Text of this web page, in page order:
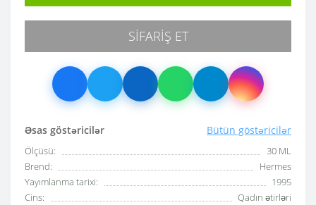
Əsas göstəricilər Bütün göstəricilər
Ölçüsü:
30 ML
Brend:
Hermes
Yayımlanma tarixi:
1995
Cins:
Qadın ətirləri
SIFARIŞ ET